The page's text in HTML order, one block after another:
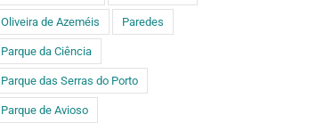
Oliveira de Azeméis Paredes
Parque da Ciência
Parque das Serras do Porto
Parque de Avioso